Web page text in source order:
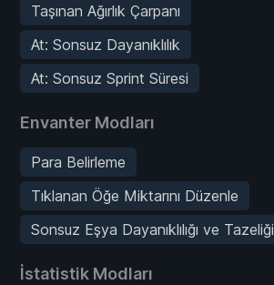
Taşınan Ağırlık Çarpanı
At: Sonsuz Dayanıklılık
At: Sonsuz Sprint Süresi
Envanter Modları
Para Belirleme
Tıklanan Öğe Miktarını Düzenle
Sonsuz Eşya Dayanıklılığı ve Tazeliği
İstatistik Modları